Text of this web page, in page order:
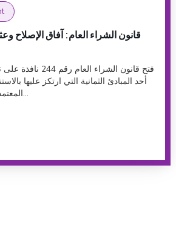
قانون الشراء العام: آفاق الإصلاح
فتح قانون الشراء
أحد المبادئ الثمانية التي ارتكز عليها
المعتمدة للشراء. القانون يلح...